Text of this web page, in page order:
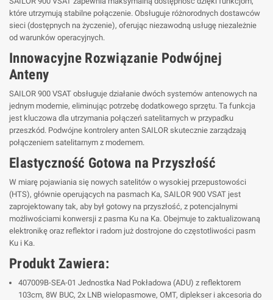
które utrzymują stabilne połączenie. Obsługuje różnorodnych dostawców
sieci (dostępnych na życzenie), oferując niezawodną usługę niezależnie
od warunków operacyjnych.
Innowacyjne Rozwiązanie Podwójnej
Anteny
SAILOR 900 VSAT obsługuje działanie dwóch systemów antenowych na
jednym modemie, eliminując potrzebę dodatkowego sprzętu. Ta funkcja
jest kluczowa dla utrzymania połączeń satelitarnych w przypadku
przeszkód. Podwójne kontrolery anten SAILOR skutecznie zarządzają
połączeniem satelitarnym z modemem.
Elastyczność Gotowa na Przyszłość
W miarę pojawiania się nowych satelitów o wysokiej przepustowości
(HTS), głównie operujących na pasmach Ka, SAILOR 900 VSAT jest
zaprojektowany tak, aby był gotowy na przyszłość, z potencjalnymi
możliwościami konwersji z pasma Ku na Ka. Obejmuje to zaktualizowaną
elektronikę oraz reflektor i radom już dostrojone do częstotliwości pasm
Ku i Ka.
Produkt Zawiera:
407009B-SEA-01 Jednostka Nad Pokładowa (ADU) z reflektorem
103cm, 8W BUC, 2x LNB wielopasmowe, OMT, diplekser i akcesoria do